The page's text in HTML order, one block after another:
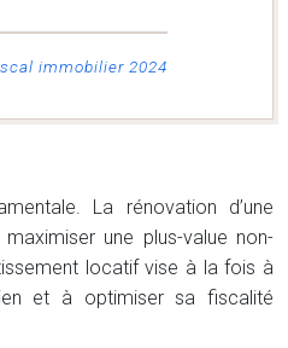
immobilier 2024
La rénovation d’une
une plus-value non-
locatif vise à la fois à
et à optimiser sa fiscalité